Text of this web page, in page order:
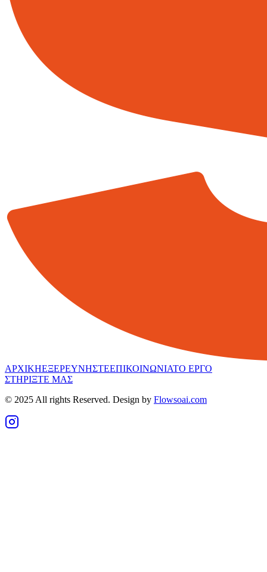
ΑΡΧΙΚΗΕΞΕΡΕΥΝΗΣΤΕΕΠΙΚΟΙΝΩΝΙΑΤΟ ΕΡΓΟ
ΣΤΗΡΙΞΤΕ ΜΑΣ
© 2025 All rights Reserved. Design by Flowsoai.com